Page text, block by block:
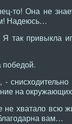
то! Она не
Надеюсь…
привыкла
победой.
на
хватало всю
вам…